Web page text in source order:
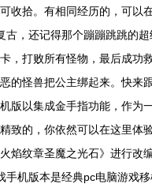
收拾。有相同经历的，可以
还记得那个蹦蹦跳跳的超
，打败所有怪物，最后成功
的怪兽把公主绑起来。快来跟
以集成金手指功能，作为
致的，你依然可以在这里体
焰纹章圣魔之光石》进行改编
机版本是经典pc电脑游戏移